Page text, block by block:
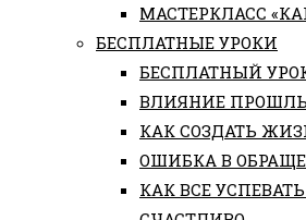
МАСТЕРКЛАСС
БЕСПЛАТНЫЕ УРОКИ
БЕСПЛАТНЫЙ
ВЛИЯНИЕ
КАК СОЗДАТЬ
ОШИБКА В
КАК ВСЕ